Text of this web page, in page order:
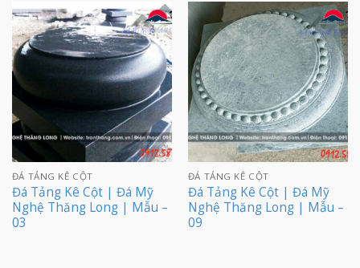
ĐÁ TẢNG KÊ CỘT
Đá Tảng Kê Cột | Đá Mỹ
Nghệ Thăng Long | Mẫu –
03
ĐÁ TẢNG KÊ CỘT
Đá Tảng Kê Cột | Đá Mỹ
Nghệ Thăng Long | Mẫu –
09